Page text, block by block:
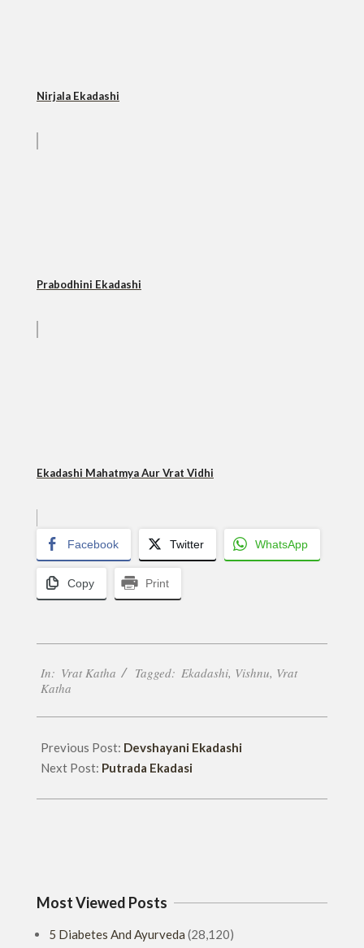
Nirjala Ekadashi
Prabodhini Ekadashi
Ekadashi Mahatmya Aur Vrat Vidhi
Facebook Twitter WhatsApp
Copy Print
02-
14
In: Vrat Katha Tagged: Ekadashi, Vishnu, Vrat
Katha
Previous Post: Devshayani Ekadashi
Next Post: Putrada Ekadasi
Most Viewed Posts
5 Diabetes And Ayurveda (28,120)